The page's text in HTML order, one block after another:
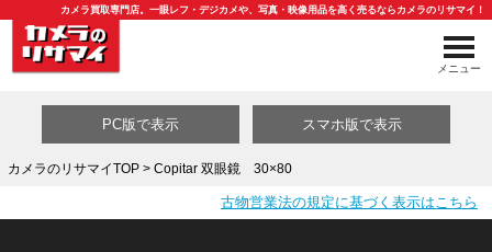
カメラ買取専門店。一眼レフ・デジカメや、写真・映像用品を高く売るならカメラのリサマイ！
メニュー
買取カテゴリ一覧
PC版で表示 スマホ版で表示
カメラのリサマイTOP> Copitar 双眼鏡 30×80
古物営業法の規定に基づく表示はこちら